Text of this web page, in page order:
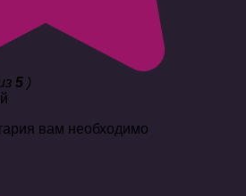
5 )
вам необходимо